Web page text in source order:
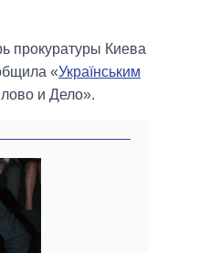
прокуратуры Киева
«Українським
и Дело».